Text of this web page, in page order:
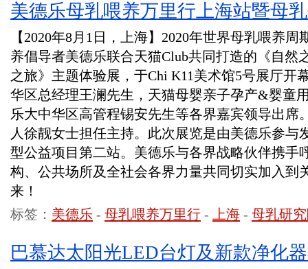
美德乐母乳喂养万里行上海站暨母
【2020年8月1日，上海】2020年世界母乳喂养
养倡导者美德乐联合天猫Club共同打造的《自然
之旅》主题体验展，于Chi K11美术馆5号展厅开
华区总经理王澜先生，天猫母婴亲子孕产&婴童
乐大中华区高管程锡安先生等各界嘉宾领导出席
人徐靓女士担任主持。此次展览是由美德乐参与
型公益项目第二站。美德乐与各界战略伙伴携手
构、公共场所及全社会各界力量共同切实加入到
来！
标签： 美德乐 - 母乳喂养万里行 - 上海 - 母乳研
巴慕达太阳光LED台灯及新款净化